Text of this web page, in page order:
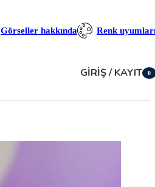
Görseller hakkında Renk
GIRIŞ / KAYIT
0